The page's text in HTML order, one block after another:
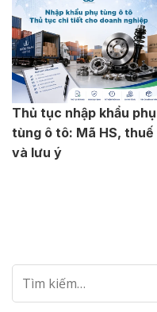
Thủ tục nhập khẩu phụ
tùng ô tô: Mã HS, thuế
và lưu ý